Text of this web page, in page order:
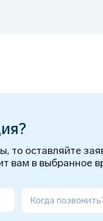
то оставляйте
вам в выбранное
Когда